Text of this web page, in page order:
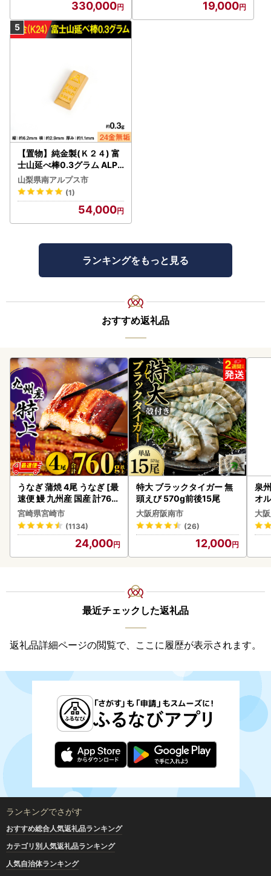
330,000 19,000
【置物】純金製(Ｋ２４) 富
士山延べ棒0.3グラム ALPB
K193
山梨県南アルプス市
(1)
54,000
ランキングをもっと見る
おすすめ返礼品
うなぎ 蒲焼 4尾 うなぎ [最
速便 鰻 九州産 国産 計760
g以上]
宮崎県宮崎市
(1134)
24,000
特大 ブラックタイガー 無
頭えび 570g前後15尾
大阪府阪南市
(26)
12,000
泉
オ
大
最近チェックした返礼品
返礼品詳細ページの閲覧で、ここに履歴が表示されます。
ランキングでさがす
おすすめ総合人気返礼品ランキング
カテゴリ別人気返礼品ランキング
人気自治体ランキング